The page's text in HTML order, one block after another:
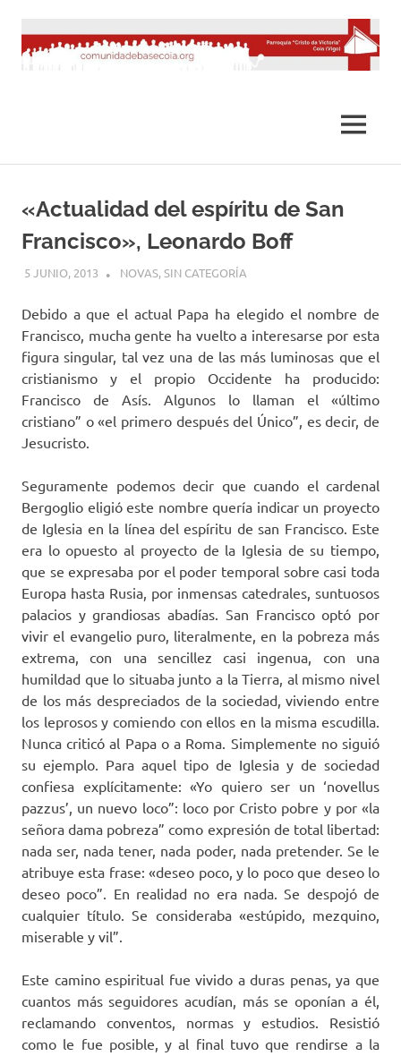
contenido
MENÚ
«Actualidad del espíritu de San
Francisco», Leonardo Boff
5 JUNIO, 2013 DESARROLLO
NOVAS,SIN CATEGORÍA
Debido a que el actual Papa ha elegido el nombre de
Francisco, mucha gente ha vuelto a interesarse por esta
figura singular, tal vez una de las más luminosas que el
cristianismo y el propio Occidente ha producido:
Francisco de Asís. Algunos lo llaman el «último
cristiano” o «el primero después del Único”, es decir, de
Jesucristo.
Seguramente podemos decir que cuando el cardenal
Bergoglio eligió este nombre quería indicar un proyecto
de Iglesia en la línea del espíritu de san Francisco. Este
era lo opuesto al proyecto de la Iglesia de su tiempo,
que se expresaba por el poder temporal sobre casi toda
Europa hasta Rusia, por inmensas catedrales, suntuosos
palacios y grandiosas abadías. San Francisco optó por
vivir el evangelio puro, literalmente, en la pobreza más
extrema, con una sencillez casi ingenua, con una
humildad que lo situaba junto a la Tierra, al mismo nivel
de los más despreciados de la sociedad, viviendo entre
los leprosos y comiendo con ellos en la misma escudilla.
Nunca criticó al Papa o a Roma. Simplemente no siguió
su ejemplo. Para aquel tipo de Iglesia y de sociedad
confiesa explícitamente: «Yo quiero ser un ‘novellus
pazzus’, un nuevo loco”: loco por Cristo pobre y por «la
señora dama pobreza” como expresión de total libertad:
nada ser, nada tener, nada poder, nada pretender. Se le
atribuye esta frase: «deseo poco, y lo poco que deseo lo
deseo poco”. En realidad no era nada. Se despojó de
cualquier título. Se consideraba «estúpido, mezquino,
miserable y vil”.
Este camino espiritual fue vivido a duras penas, ya que
cuantos más seguidores acudían, más se oponían a él,
reclamando conventos, normas y estudios. Resistió
como le fue posible, y al final tuvo que rendirse a la